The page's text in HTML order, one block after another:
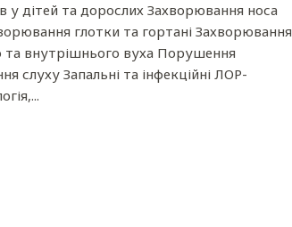
у дітей та дорослих Захворювання носа
глотки та гортані Захворювання
та внутрішнього вуха Порушення
слуху Запальні та інфекційні ЛОР-